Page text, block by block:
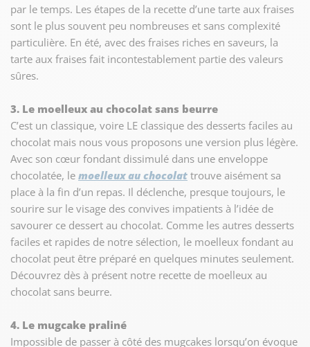
par le temps. Les étapes de la recette d’une tarte aux fraises
sont le plus souvent peu nombreuses et sans complexité
particulière. En été, avec des fraises riches en saveurs, la
tarte aux fraises fait incontestablement partie des valeurs
sûres.
3. Le moelleux au chocolat sans beurre
C’est un classique, voire LE classique des desserts faciles au
chocolat mais nous vous proposons une version plus légère.
Avec son cœur fondant dissimulé dans une enveloppe
chocolatée, le moelleux au chocolat trouve aisément sa
place à la fin d’un repas. Il déclenche, presque toujours, le
sourire sur le visage des convives impatients à l’idée de
savourer ce dessert au chocolat. Comme les autres desserts
faciles et rapides de notre sélection, le moelleux fondant au
chocolat peut être préparé en quelques minutes seulement.
Découvrez dès à présent notre recette de moelleux au
chocolat sans beurre.
4. Le mugcake praliné
Impossible de passer à côté des mugcakes lorsqu’on évoque